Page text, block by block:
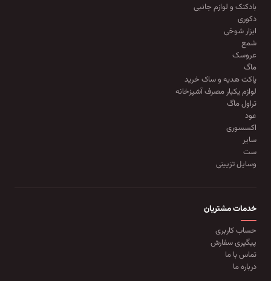
بادکنک و لوازم جانبی
دکوری
ابزار شوخی
شمع
عروسک
ماگ
پاکت هدیه و ساک خرید
لوازم یکبار مصرف آشپزخانه
تراول ماگ
عود
اکسسوری
سایر
ست
وسایل تزیینی
خدمات مشتریان
حساب کاربری
پیگیری سفارش
تماس با ما
درباره ما